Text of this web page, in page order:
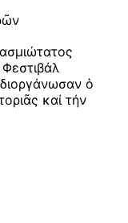
ὁ
καί τήν